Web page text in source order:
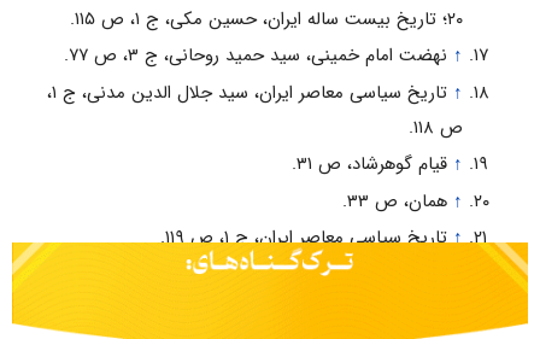
۲۰؛ تاریخ بیست ساله ایران، حسین مکی، ج ۱، ص ۱۱۵.
↑ نهضت امام خمینی، سید حمید روحانی، ج ۳، ص ۷۷.
↑
تاریخ سیاسی معاصر ایران، سید جلال الدین مدنی، ج ۱،
ص ۱۱۸.
↑ قیام گوهرشاد، ص ۳۱.
↑ همان، ص ۳۳.
↑ تاریخ سیاسی معاصر ایران، ج ۱، ص ۱۱۹.
نهضت امام خمینی، ج ۳، ص ۴۰-۴۶.